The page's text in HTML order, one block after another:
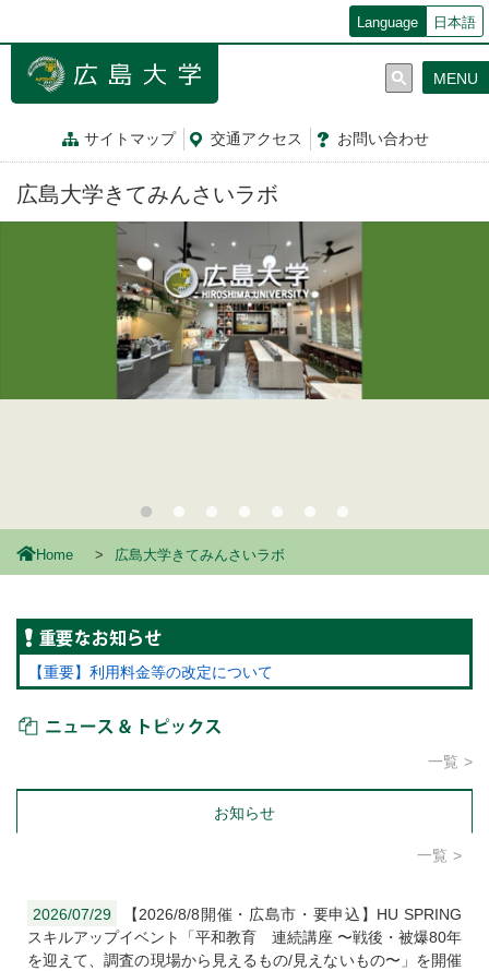
ン
Language 日本語
サイトマップ 交通アクセス お問い合わせ
MENU
広島大学きてみんさいラボ
Home 広島大学きてみんさいラボ
【重要】利用料金等の改定について
一覧
お知らせ
一覧
2026/07/29
【2026/8/8開催・広島市・要申込】HU SPRING
スキルアップイベント「平和教育 連続講座 〜戦後・被爆80年
を迎えて、調査の現場から見えるもの/見えないもの〜」を開催